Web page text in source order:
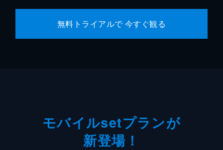
無料トライアルで 今すぐ観る
モバイルsetプランが
新登場！